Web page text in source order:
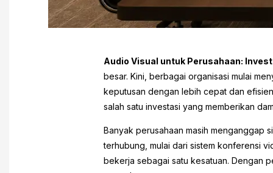
Audio Visual untuk Perusahaan:
besar. Kini, berbagai organisasi mulai
keputusan dengan lebih cepat dan
salah satu investasi yang memberikan
Banyak perusahaan masih menganggap
terhubung, mulai dari sistem konferensi
bekerja sebagai satu kesatuan. Dengan